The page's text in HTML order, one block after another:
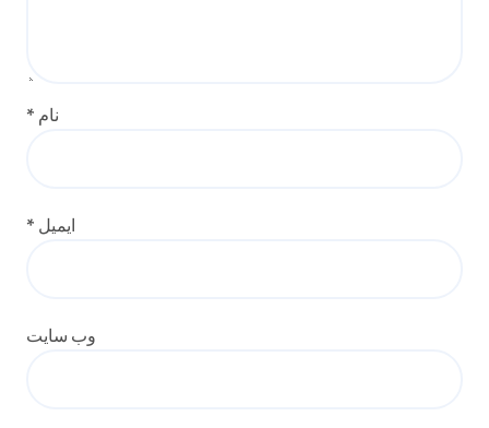
نام *
ایمیل *
وب‌ سایت